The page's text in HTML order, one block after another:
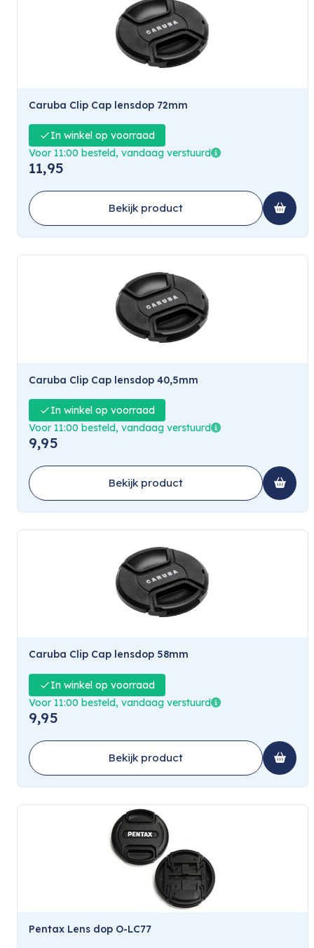
Caruba Clip Cap lensdop 72mm
In winkel op voorraad
Voor 11:00 besteld, vandaag verstuurd
11,95
Bekijk product
Caruba Clip Cap lensdop 40,5mm
In winkel op voorraad
Voor 11:00 besteld, vandaag verstuurd
9,95
Bekijk product
Caruba Clip Cap lensdop 58mm
In winkel op voorraad
Voor 11:00 besteld, vandaag verstuurd
9,95
Bekijk product
Pentax Lens dop O-LC77